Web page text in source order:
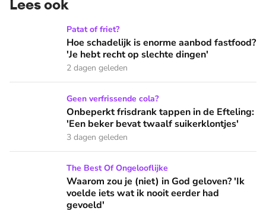
Lees ook
Hoe schadelijk is enorme aanbod fastfood? 'Je hebt recht
Patat of friet?
Hoe schadelijk is enorme aanbod fastfood?
'Je hebt recht op slechte dingen'
2 dagen geleden
Onbeperkt frisdrank tappen in de Efteling: 'Een beker
Geen verfrissende cola?
Onbeperkt frisdrank tappen in de Efteling:
'Een beker bevat twaalf suikerklontjes'
3 dagen geleden
Waarom zou je (niet) in God geloven? 'Ik voelde iets wat
The Best Of Ongelooflijke
Waarom zou je (niet) in God geloven? 'Ik
voelde iets wat ik nooit eerder had
gevoeld'